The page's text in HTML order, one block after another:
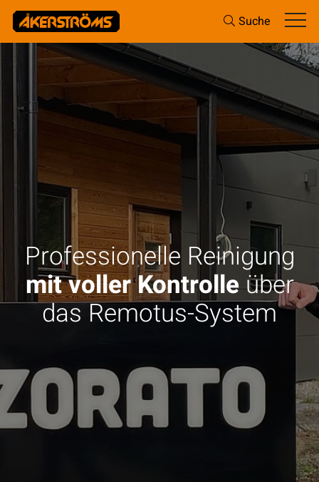
Suche
Professionelle Reinigung
mit voller Kontrolleüber
das Remotus-System